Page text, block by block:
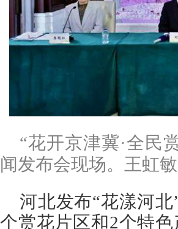
“花开京津冀·全民
闻发布会现场。王虹
河北发布“花漾河
个赏花片区和2个特